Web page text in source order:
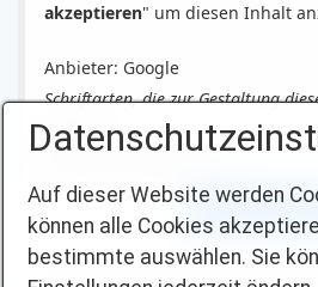
akzeptieren" um diesen Inhalt
Anbieter: Google
Schriftarten, die zur Gestaltung
werden.
Alle
Auf dieser Website werden
können alle Cookies
bestimmte auswählen. Sie